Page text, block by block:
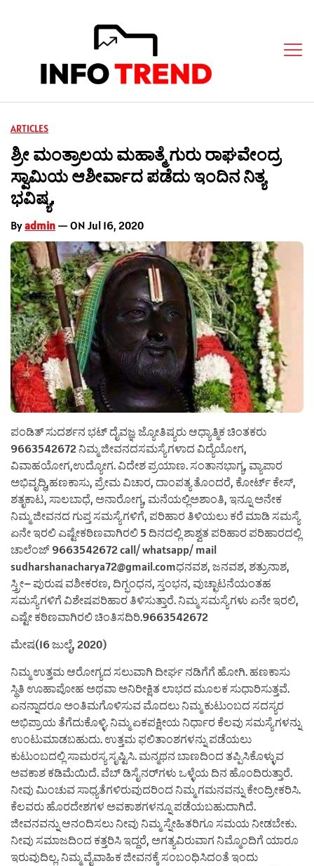
ARTICLES
ಶ್ರೀ ಮಂತ್ರಾಲಯ ಮಹಾತ್ಮೆ ಗುರು ರಾಘವೇಂದ್ರ
ಸ್ವಾಮಿಯ ಆಶೀರ್ವಾದ ಪಡೆದು ಇಂದಿನ ನಿತ್ಯ
ಭವಿಷ್ಯ.
Byadmin — ON Jul 16, 2020
ಪಂಡಿತ್ ಸುದರ್ಶನ ಭಟ್ ದೈವಜ್ಞ ಜ್ಯೋತಿಷ್ಯರು ಆಧ್ಯಾತ್ಮಿಕ ಚಿಂತಕರು
9663542672 ನಿಮ್ಮ ಜೀವನದಸಮಸ್ಯೆಗಳಾದ ವಿದ್ಯೆಯೋಗ,
ವಿವಾಹಯೋಗ,ಉದ್ಯೋಗ. ವಿದೇಶ ಪ್ರಯಾಣ. ಸಂತಾನಭಾಗ್ಯ, ವ್ಯಾಪಾರ
ಅಭಿವೃದ್ಧಿ,ಹಣಕಾಸು, ಪ್ರೇಮ ವಿಚಾರ, ದಾಂಪತ್ಯ ತೊಂದರೆ, ಕೋರ್ಟ್ ಕೇಸ್,
ಶತೃಕಾಟ, ಸಾಲಬಾಧೆ, ಅನಾರೋಗ್ಯ, ಮನೆಯಲ್ಲಿಅಶಾಂತಿ, ಇನ್ನೂ ಅನೇಕ
ನಿಮ್ಮ ಜೀವನದ ಗುಪ್ತ ಸಮಸ್ಯೆಗಳಿಗೆ, ಪರಿಹಾರ ತಿಳಿಯಲು ಕರೆ ಮಾಡಿ ಸಮಸ್ಯೆ
ಏನೇ ಇರಲಿ ಎಷ್ಟೇಕಠಿಣವಾಗಿರಲಿ 5 ದಿನದಲ್ಲಿ ಶಾಶ್ವತ ಪರಿಹಾರ ಪರಿಹಾರದಲ್ಲಿ
ಚಾಲೆಂಜ್ 9663542672 call/ whatsapp/ mail
sudharshanacharya72@gmail.comಧನವಶ, ಜನವಶ, ಶತ್ರುನಾಶ,
ಸ್ತ್ರೀ– ಪುರುಷ ವಶೀಕರಣ, ದಿಗ್ಭಂಧನ, ಸ್ತಂಭನ, ವುಚ್ಛಾಟನೆಯಂತಹ
ಸಮಸ್ಯೆಗಳಿಗೆ ವಿಶೇಷಪರಿಹಾರ ತಿಳಿಸುತ್ತಾರೆ. ನಿಮ್ಮ ಸಮಸ್ಯೆಗಳು ಏನೇ ಇರಲಿ,
ಎಷ್ಟೇ ಕಠಿಣವಾಗಿರಲಿ ಚಿಂತಿಸದಿರಿ.9663542672
ಮೇಷ(16 ಜುಲೈ, 2020)
ನಿಮ್ಮ ಉತ್ತಮ ಆರೋಗ್ಯದ ಸಲುವಾಗಿ ದೀರ್ಘ ನಡಿಗೆಗೆ ಹೋಗಿ. ಹಣಕಾಸು
ಸ್ಥಿತಿ ಊಹಾಪೋಹ ಅಥವಾ ಅನಿರೀಕ್ಷಿತ ಲಾಭದ ಮೂಲಕ ಸುಧಾರಿಸುತ್ತವೆ.
ಏನನ್ನಾದರೂ ಅಂತಿಮಗೊಳಿಸುವ ಮೊದಲು ನಿಮ್ಮ ಕುಟುಂಬದ ಸದಸ್ಯರ
ಅಭಿಪ್ರಾಯ ತೆಗೆದುಕೊಳ್ಳಿ. ನಿಮ್ಮ ಏಕಪಕ್ಷೀಯ ನಿರ್ಧಾರ ಕೆಲವು ಸಮಸ್ಯೆಗಳನ್ನು
ಉಂಟುಮಾಡಬಹುದು. ಉತ್ತಮ ಫಲಿತಾಂಶಗಳನ್ನು ಪಡೆಯಲು
ಕುಟುಂಬದಲ್ಲಿ ಸಾಮರಸ್ಯ ಸೃಷ್ಟಿಸಿ. ಮನ್ಮಥನ ಬಾಣದಿಂದ ತಪ್ಪಿಸಿಕೊಳ್ಳುವ
ಅವಕಾಶ ಕಡಿಮೆಯಿದೆ. ವೆಬ್ ಡಿಸೈನರ್‌ಗಳು ಒಳ್ಳೆಯ ದಿನ ಹೊಂದಿರುತ್ತಾರೆ.
ನೀವು ಮಿಂಚುವ ಸಾಧ್ಯತೆಗಳಿರುವುದರಿಂದ ನಿಮ್ಮ ಗಮನವನ್ನು ಕೇಂದ್ರೀಕರಿಸಿ.
ಕೆಲವರು ಹೊರದೇಶಗಳ ಅವಕಾಶಗಳನ್ನೂ ಪಡೆಯಬಹುದಾಗಿದೆ.
ಜೀವನವನ್ನು ಆನಂದಿಸಲು ನೀವು ನಿಮ್ಮ ಸ್ನೇಹಿತರಿಗೂ ಸಮಯ ನೀಡಬೇಕು.
ನೀವು ಸಮಾಜದಿಂದ ಕತ್ತರಿಸಿ ಇದ್ದರೆ, ಅಗತ್ಯವಿರುವಾಗ ನಿಮ್ಮೊಂದಿಗೆ ಯಾರೂ
ಇರುವುದಿಲ್ಲ. ನಿಮ್ಮ ವೈವಾಹಿಕ ಜೀವನಕ್ಕೆ ಸಂಬಂಧಿಸಿದಂತೆ ಇಂದು